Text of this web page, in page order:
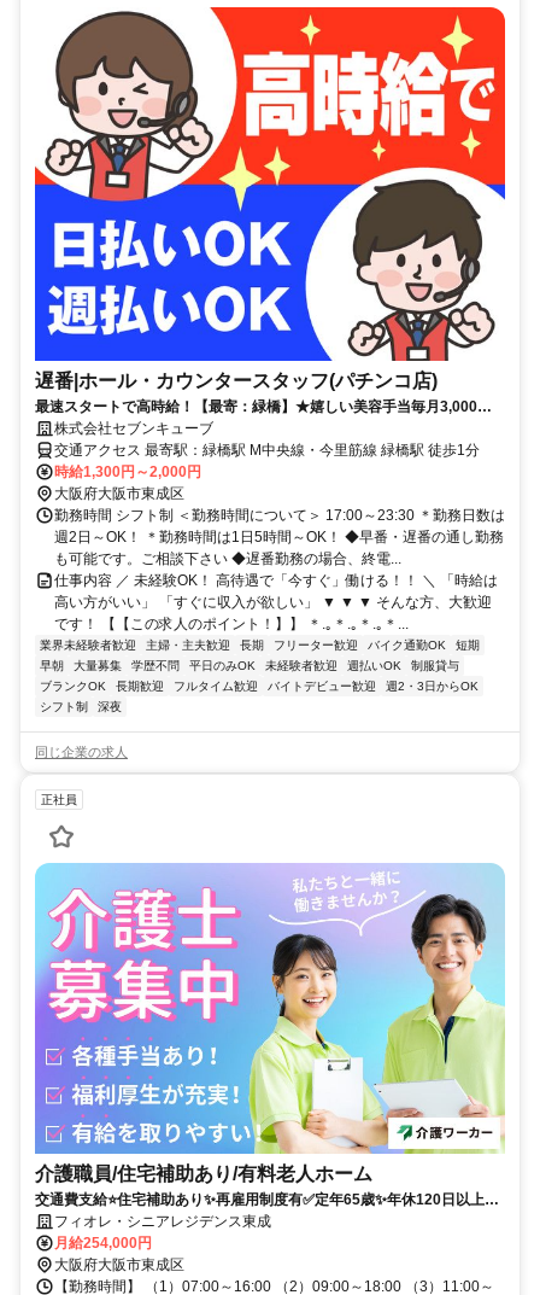
遅番|ホール・カウンタースタッフ(パチンコ店)
最速スタートで高時給！【最寄：緑橋】★嬉しい美容手当毎月3,000円
★髪型・ネイル自由でオシャレしながら働ける♪日払い即日対応！
株式会社セブンキューブ
交通アクセス 最寄駅：緑橋駅 M中央線・今里筋線 緑橋駅 徒歩1分
時給1,300円～2,000円
大阪府大阪市東成区
勤務時間 シフト制 ＜勤務時間について＞ 17:00～23:30 ＊勤務日数は
週2日～OK！ ＊勤務時間は1日5時間～OK！ ◆早番・遅番の通し勤務
も可能です。ご相談下さい ◆遅番勤務の場合、終電...
仕事内容 ／ 未経験OK！ 高待遇で「今すぐ」働ける！！ ＼ 「時給は
高い方がいい」 「すぐに収入が欲しい」 ▼ ▼ ▼ そんな方、大歓迎
です！ 【【この求人のポイント！】】 ＊.｡＊.｡＊.｡＊...
業界未経験者歓迎 主婦・主夫歓迎 長期 フリーター歓迎 バイク通勤OK
短期
早朝
大量募集 学歴不問 平日のみOK 未経験者歓迎 週払いOK
制服貸与
ブランクOK
長期歓迎 フルタイム歓迎 バイトデビュー歓迎
週2・3日からOK
シフト制
深夜
同じ企業の求人
正社員
介護職員/住宅補助あり/有料老人ホーム
交通費支給⭐️住宅補助あり✨再雇用制度有✅️定年65歳✨年休120日以上⭕️
担当者オススメ✨車通勤ＯＫ❗️駅チカ
フィオレ・シニアレジデンス東成
月給254,000円
大阪府大阪市東成区
【勤務時間】 （1）07:00～16:00 （2）09:00～18:00 （3）11:00～